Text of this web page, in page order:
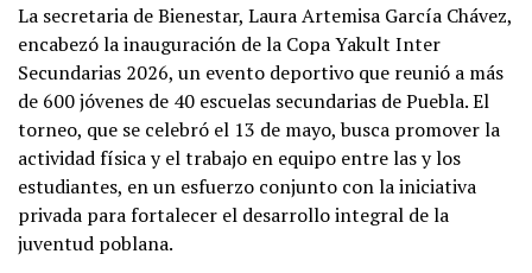
La secretaria de Bienestar, Laura Artemisa García Chávez,
encabezó la inauguración de la Copa Yakult Inter
Secundarias 2026, un evento deportivo que reunió a más
de 600 jóvenes de 40 escuelas secundarias de Puebla. El
torneo, que se celebró el 13 de mayo, busca promover la
actividad física y el trabajo en equipo entre las y los
estudiantes, en un esfuerzo conjunto con la iniciativa
privada para fortalecer el desarrollo integral de la
juventud poblana.